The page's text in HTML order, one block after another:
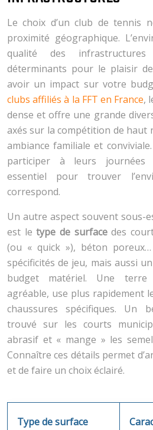
Le choix d’un club de tennis
proximité géographique.
qualité des
déterminants pour le plaisir
avoir un impact sur votre
clubs affiliés à la FFT en France,
dense et offre une grande
axés sur la compétition de haut
ambiance familiale et
participer à leurs journées
essentiel pour trouver
correspond.
Un autre aspect souvent sous-
est letype de surfacedes
(ou « quick »), béton
spécificités de jeu, mais aussi
budget matériel. Une
agréable, use plus rapidement
chaussures spécifiques. Un
trouvé sur les courts
abrasif et « mange » les
Connaître ces détails permet
et de faire un choix éclairé.
Type de surface